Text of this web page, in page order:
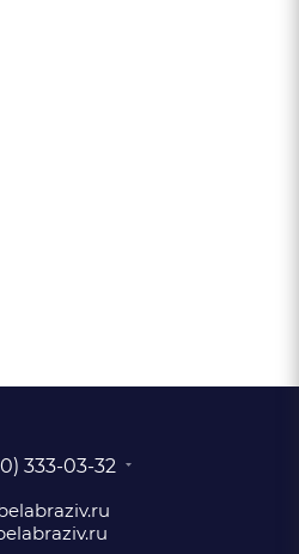
333-03-32